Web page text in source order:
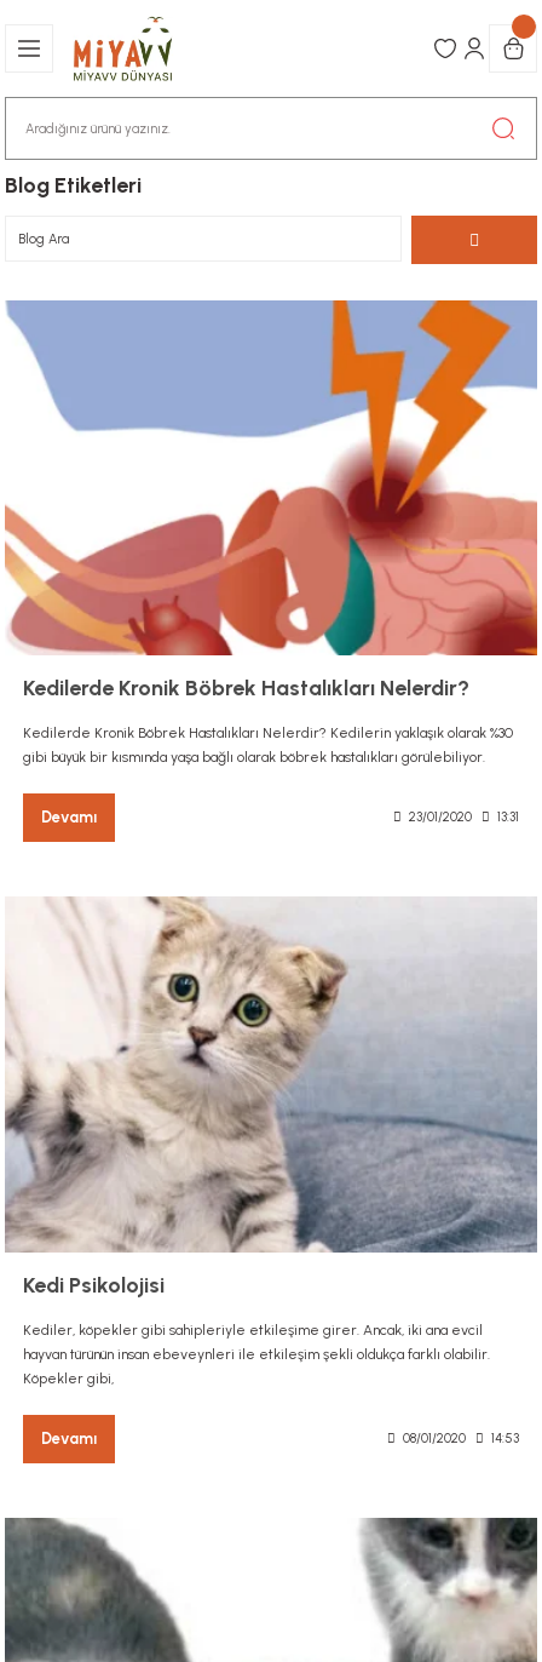
Blog Etiketleri
Kedilerde Kronik Böbrek Hastalıkları Nelerdir?
Kedilerde Kronik Böbrek Hastalıkları Nelerdir? Kedilerin yaklaşık olarak %30
gibi büyük bir kısmında yaşa bağlı olarak böbrek hastalıkları görülebiliyor.
Devamı 23/01/2020 13:31
Kedi Psikolojisi
Kediler, köpekler gibi sahipleriyle etkileşime girer. Ancak, iki ana evcil
hayvan türünün insan ebeveynleri ile etkileşim şekli oldukça farklı olabilir.
Köpekler gibi,
Devamı 08/01/2020 14:53